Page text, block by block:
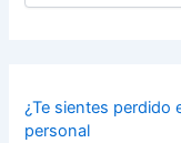
¿Te sientes perdido
personal